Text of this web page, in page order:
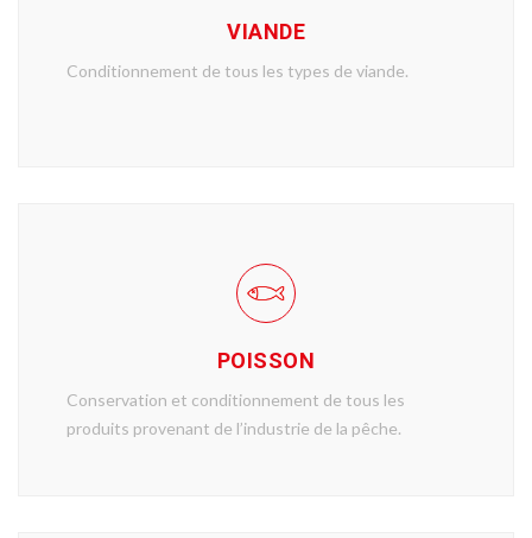
VIANDE
Conditionnement de tous les types de viande.
POISSON
Conservation et conditionnement de tous les
produits provenant de l’industrie de la pêche.